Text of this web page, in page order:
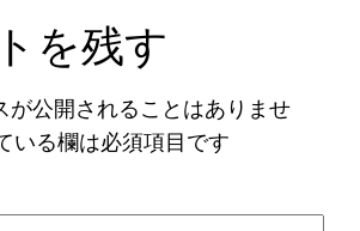
を残す
が公開されることはありませ
いる欄は必須項目です